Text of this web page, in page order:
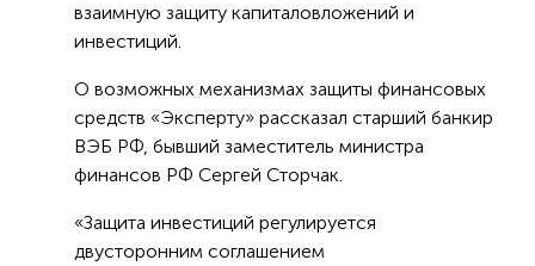
взаимную защиту капиталовложений и
инвестиций.
О возможных механизмах защиты финансовых
средств «Эксперту» рассказал старший банкир
ВЭБ РФ, бывший заместитель министра
финансов РФ Сергей Сторчак.
«Защита инвестиций регулируется
двусторонним соглашением